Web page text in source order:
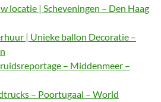
locatie | Scheveningen – Den Haag
| Unieke ballon Decoratie –
– Middenmeer –
– Poortugaal – World